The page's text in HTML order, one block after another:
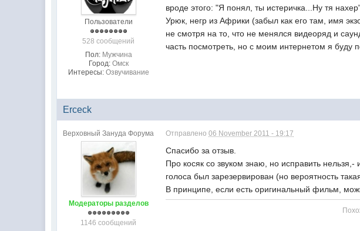
Пользователи
528 сообщений
Пол: Мужчина
Город: Омск
Интересы: Озвучивание
вроде этого: "Я понял, ты истеричка...Ну тя
Урюк, негр из Африки (забыл как его там, имя
не смотря на то, что не менялся видеоряд и
часть посмотреть, но с моим интернетом я буду
Erceck
Верховный Зануда Форума
Модераторы разделов
1146 сообщений
Отправлено06 November 2011 - 19:17
Спасибо за отзыв.
Про косяк со звуком знаю, но исправить нельзя,-
голоса был зарезервирован (но вероятность
В принципе, если есть оригинальный фильм,